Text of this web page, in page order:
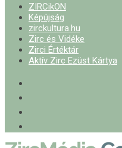
ZIRCikON
Képújság
zirckultura.hu
Zirc és Vidéke
Zirci Értéktár
Aktív Zirc Ezüst Kártya